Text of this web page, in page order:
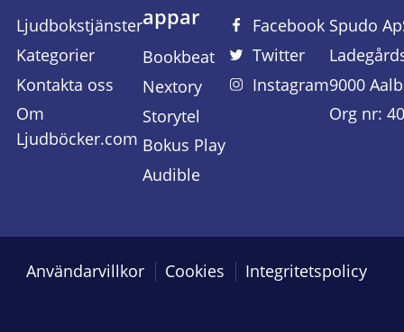
Ljudbokstjänster
Kategorier
Kontakta oss
Om
Ljudböcker.com
appar
Bookbeat
Nextory
Storytel
Bokus Play
Audible
Facebook
Twitter
Instagram
Spudo
9000
Org nr:
Användarvillkor Cookies Integritetspolicy